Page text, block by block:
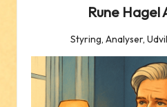
Rune Hagel
Styring, Analyser,